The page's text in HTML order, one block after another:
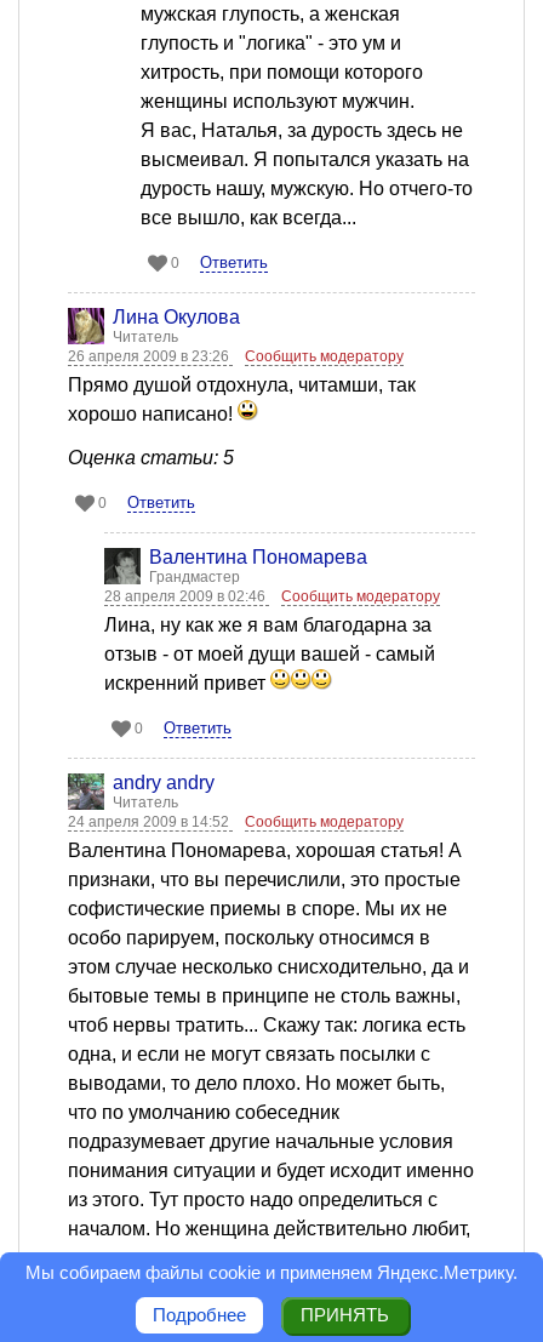
мужская глупость, а женская
глупость и "логика" - это ум и
хитрость, при помощи которого
женщины используют мужчин.
Я вас, Наталья, за дурость здесь не
высмеивал. Я попытался указать на
дурость нашу, мужскую. Но отчего-то
все вышло, как всегда...
0 Ответить
Лина Окулова
Читатель
26 апреля 2009 в 23:26
Сообщить модератору
Прямо душой отдохнула, читамши, так
хорошо написано!
Оценка статьи: 5
0 Ответить
Валентина Пономарева
Грандмастер
28 апреля 2009 в 02:46
Сообщить модератору
Лина, ну как же я вам благодарна за
отзыв - от моей дущи вашей - самый
искренний привет
0 Ответить
andry andry
Читатель
24 апреля 2009 в 14:52
Сообщить модератору
Валентина Пономарева, хорошая статья! А
признаки, что вы перечислили, это простые
софистические приемы в споре. Мы их не
особо парируем, поскольку относимся в
этом случае несколько снисходительно, да и
бытовые темы в принципе не столь важны,
чтоб нервы тратить... Скажу так: логика есть
одна, и если не могут связать посылки с
выводами, то дело плохо. Но может быть,
что по умолчанию собеседник
подразумевает другие начальные условия
понимания ситуации и будет исходит именно
из этого. Тут просто надо определиться с
началом. Но женщина действительно любит,
что называется, гнуть свою линию, но
вкладывает в очередное словоизвержение
не сколько логику, сколько несносную
Мы собираем файлы cookie и применяем Яндекс.Метрику.
Подробнее ПРИНЯТЬ